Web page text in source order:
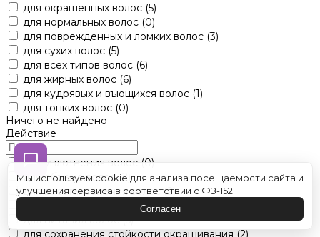
для окрашенных волос (5)
для нормальных волос (0)
для поврежденных и ломких волос (3)
для сухих волос (5)
для всех типов волос (6)
для жирных волос (6)
для кудрявых и въющихся волос (1)
для тонких волос (0)
Ничего не найдено
Действие
для уплотнения волос (0)
для объема волос(2)
для восстановления волос(2)
для нейтрализации желтизны волос
для питания волос(5)
для сохранения стойкости окрашивания (2)
Мы используем cookie для анализа посещаемости сайта и
улучшения сервиса в соответствии с ФЗ-152.
Согласен